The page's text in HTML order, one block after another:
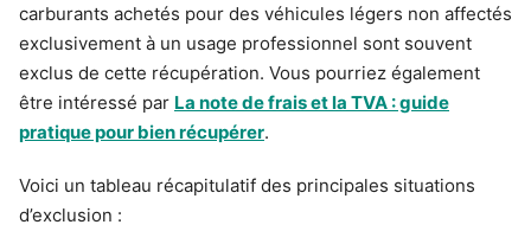
carburants achetés pour des véhicules légers non affectés
exclusivement à un usage professionnel sont souvent
exclus de cette récupération. Vous pourriez également
être intéressé par La note de frais et la TVA : guide
pratique pour bien récupérer.
Voici un tableau récapitulatif des principales situations
d’exclusion :